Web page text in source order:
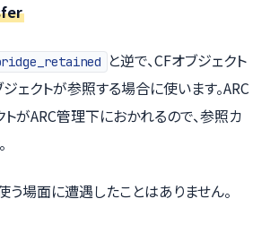
と逆で、CFオブジェクト
ェクトが参照する場合に使います。ARC
がARC管理下におかれるので、参照カ
う場面に遭遇したことはありません。